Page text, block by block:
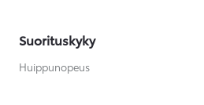
Suorituskyky
Huippunopeus